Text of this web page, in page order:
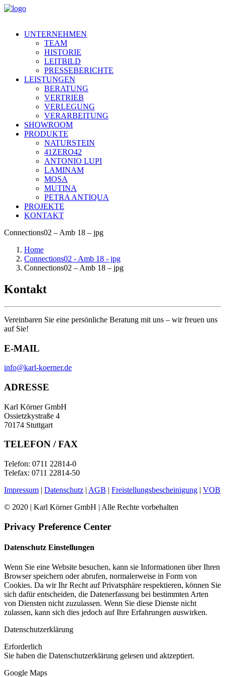
UNTERNEHMEN
TEAM
HISTORIE
LEITBILD
PRESSEBERICHTE
LEISTUNGEN
BERATUNG
VERTRIEB
VERLEGUNG
VERARBEITUNG
SHOWROOM
PRODUKTE
NATURSTEIN
41ZERO42
ANTONIO LUPI
LAMINAM
MOSA
MUTINA
PETRA ANTIQUA
PROJEKTE
KONTAKT
Connections02 – Amb 18 – jpg
Home
Connections02 - Amb 18 - jpg
Connections02 – Amb 18 – jpg
Kontakt
Vereinbaren Sie eine persönliche Beratung mit uns – wir freuen uns
auf Sie!
E-MAIL
info@karl-koerner.de
ADRESSE
Karl Körner GmbH
Ossietzkystraße 4
70174 Stuttgart
TELEFON / FAX
Telefon: 0711 22814-0
Telefax: 0711 22814-50
Impressum | Datenschutz | AGB | Freistellungsbescheinigung | VOB
© 2020 | Karl Körner GmbH | Alle Rechte vorbehalten
Privacy Preference Center
Datenschutz Einstellungen
Wenn Sie eine Website besuchen, kann sie Informationen über Ihren
Browser speichern oder abrufen, normalerweise in Form von
Cookies. Da wir Ihr Recht auf Privatsphäre respektieren, können Sie
sich dafür entscheiden, die Datenerfassung bei bestimmten Arten
von Diensten nicht zuzulassen. Wenn Sie diese Dienste nicht
zulassen, kann sich dies jedoch auf Ihre Erfahrungen auswirken.
Datenschutzerklärung
Erforderlich
Sie haben die Datenschutzerklärung gelesen und aktzeptiert.
Google Maps